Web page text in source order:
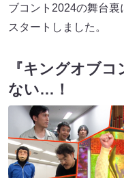
ブコント2024の舞台
スタートしました。
『キングオブ
ない…！